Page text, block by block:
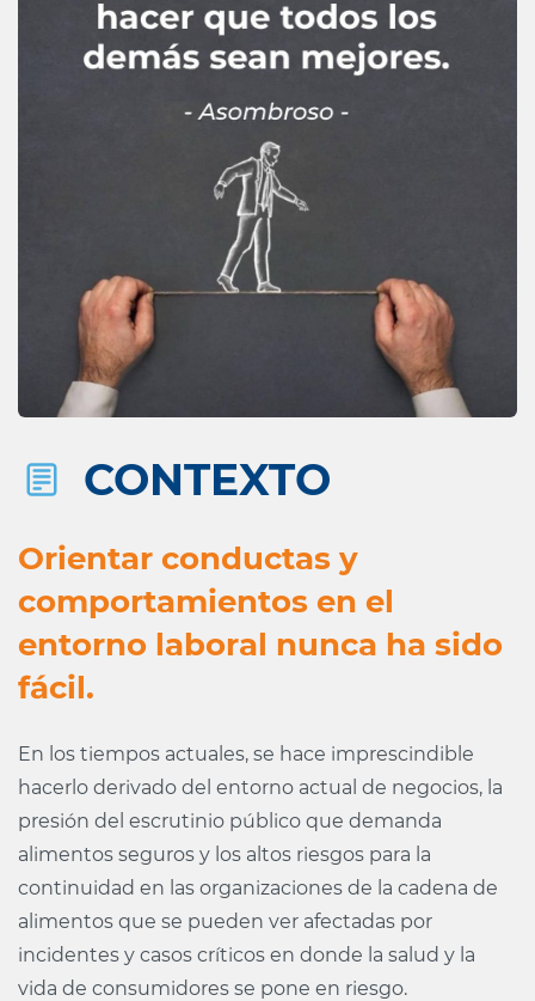
CONTEXTO
Orientar conductas y
comportamientos en el
entorno laboral nunca ha sido
fácil.
En los tiempos actuales, se hace imprescindible
hacerlo derivado del entorno actual de negocios, la
presión del escrutinio público que demanda
alimentos seguros y los altos riesgos para la
continuidad en las organizaciones de la cadena de
alimentos que se pueden ver afectadas por
incidentes y casos críticos en donde la salud y la
vida de consumidores se pone en riesgo.